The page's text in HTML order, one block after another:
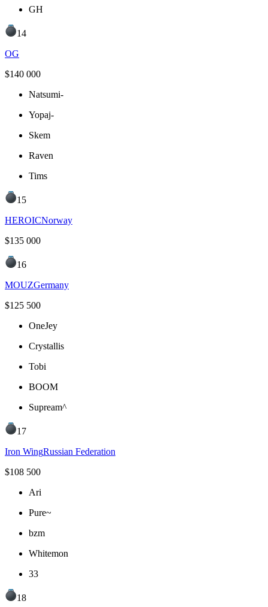
GH
14
OG
$140 000
Natsumi-
Yopaj-
Skem
Raven
Tims
15
HEROICNorway
$135 000
16
MOUZGermany
$125 500
OneJey
Crystallis
Tobi
BOOM
Supream^
17
Iron WingRussian Federation
$108 500
Ari
Pure~
bzm
Whitemon
33
18